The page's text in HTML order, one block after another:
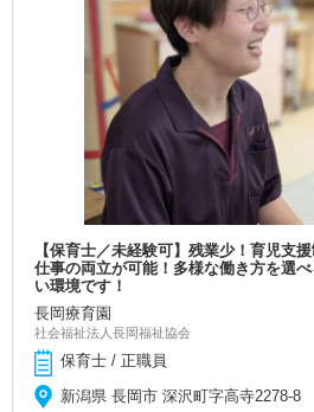
【保育士／未経験可】残業少！育児支
仕事の両立が可能！多様な働き方を選
い環境です！
長岡療育園
社会福祉法人長岡福祉協会
保育士 / 正職員
新潟県 長岡市 深沢町字高寺2278-8